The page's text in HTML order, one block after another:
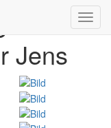
Jens